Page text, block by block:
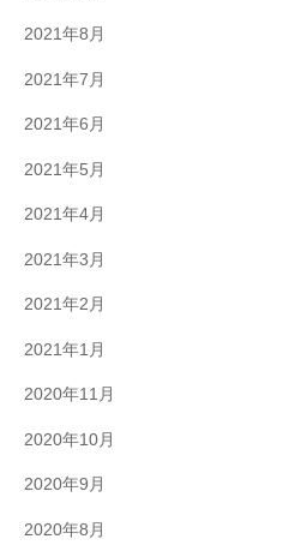
2021年8月
2021年7月
2021年6月
2021年5月
2021年4月
2021年3月
2021年2月
2021年1月
2020年11月
2020年10月
2020年9月
2020年8月